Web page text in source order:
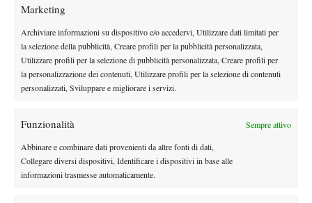
Marketing
Archiviare informazioni su dispositivo e/o accedervi, Utilizzare dati limitati per
la selezione della pubblicità, Creare profili per la pubblicità personalizzata,
Utilizzare profili per la selezione di pubblicità personalizzata, Creare profili per
la personalizzazione dei contenuti, Utilizzare profili per la selezione di contenuti
personalizzati, Sviluppare e migliorare i servizi.
Funzionalità Sempre attivo
Abbinare e combinare dati provenienti da altre fonti di dati,
Collegare diversi dispositivi, Identificare i dispositivi in base alle
informazioni trasmesse automaticamente.